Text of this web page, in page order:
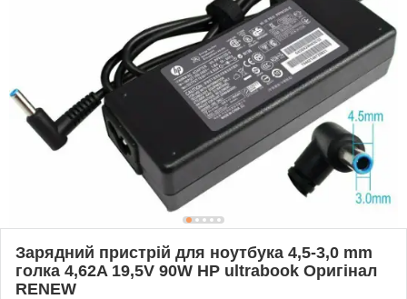
Зарядний пристрій для ноутбука 4,5-3,0 mm
голка 4,62A 19,5V 90W HP ultrabook Оригінал
RENEW